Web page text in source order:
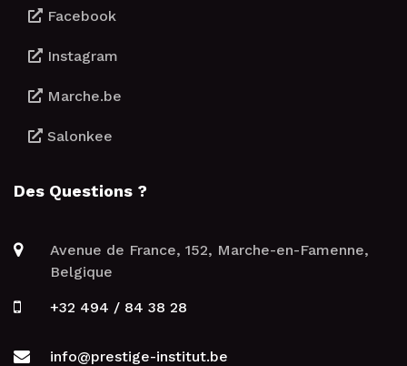
Facebook
Instagram
Marche.be
Salonkee
Des Questions ?
Avenue de France, 152, Marche-en-Famenne,
Belgique
+32 494 / 84 38 28
info@prestige-institut.be